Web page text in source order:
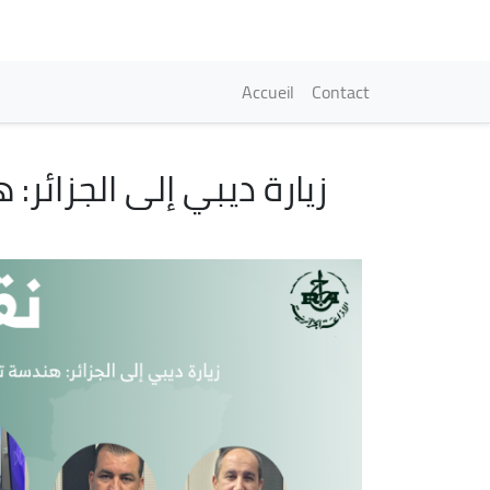
Navigation
Accueil Contact
زيارة ديبي إلى
Image